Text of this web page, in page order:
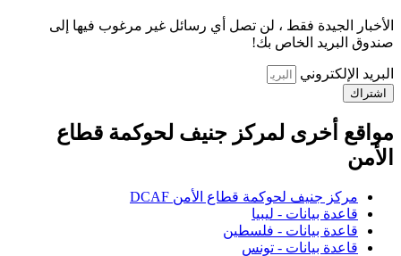
الأخبار الجيدة فقط ، لن تصل أي رسائل غير مرغوب فيها إلى
صندوق البريد الخاص بك!
البريد الإلكتروني
اشتراك
مواقع أخرى لمركز جنيف لحوكمة قطاع
الأمن
مركز جنيف لحوكمة قطاع الأمن DCAF
قاعدة بيانات - ليبيا
قاعدة بيانات - فلسطين
قاعدة بيانات - تونس